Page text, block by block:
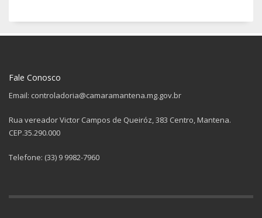
Fale Conosco
Email: controladoria@camaramantena.mg.gov.br
Rua vereador Victor Campos de Queiróz, 383 Centro, Mantena.
CEP.35.290.000
Telefone: (33) 9 9982-7960